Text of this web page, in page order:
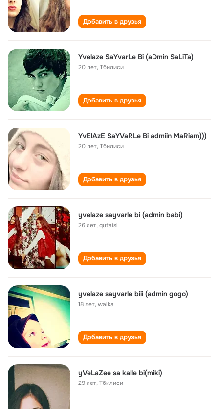
Добавить в друзья
Yvelaze SaYvarLe Bi (aDmin SaLiTa)
20 лет,Тбилиси
Добавить в друзья
YvElAzE SaYVaRLe Bi admiin MaRiam)))
20 лет,Тбилиси
Добавить в друзья
yvelaze sayvarle bi (admin babi)
26 лет,qutaisi
Добавить в друзья
yvelaze sayvarle biii (admin gogo)
18 лет,walka
Добавить в друзья
yVeLaZee sa kalle bi(miki)
29 лет,Тбилиси